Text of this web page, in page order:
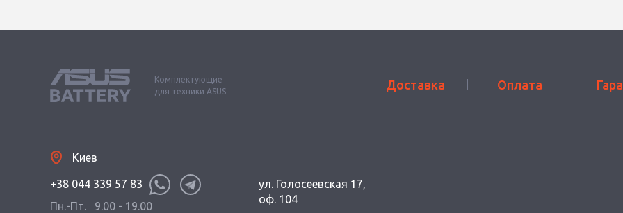
Комплектующие
для техники ASUS
Доставка Оплата
Киев
+38 044 339 57 83
Пн.-Пт.
9.00 - 19.00
ул. Голосеевская 17,
оф. 104